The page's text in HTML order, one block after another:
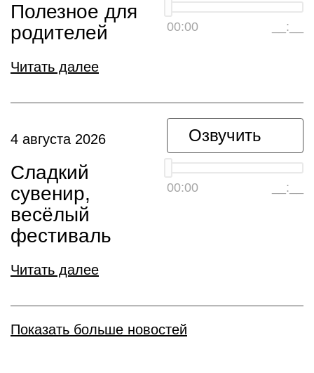
00:00 __:__
Полезное для
родителей
Читать далее
Озвучить
00:00 __:__
4 августа 2026
Сладкий
сувенир,
весёлый
фестиваль
Читать далее
Показать больше новостей